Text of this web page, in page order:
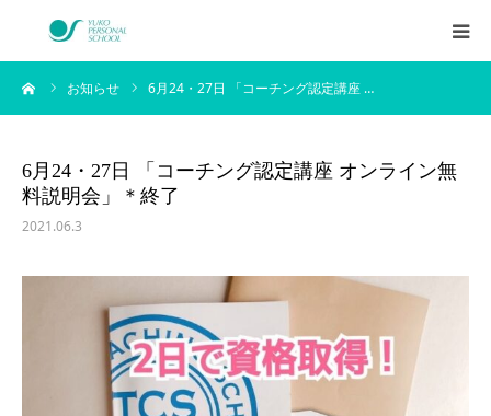
お知らせ 6月24・27日 「コーチング認定講座 …
6月24・27日 「コーチング認定講座 オンライン無
料説明会」＊終了
2021.06.3
西村侑剛プロフィール
料金
企業研修
アイテム
お客様の声